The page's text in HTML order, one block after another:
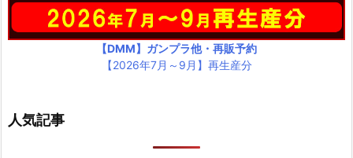
【DMM】ガンプラ他・再販予約
【2026年7月～9月】再生産分
人気記事